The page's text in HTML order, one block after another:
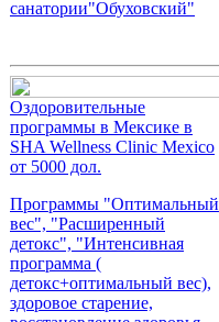
санатории"Обуховский"
Оздоровительные
программы в Мексике в
SHA Wellness Clinic Mexico
от 5000 дол.
Программы "Оптимальный
вес", "Расширенный
детокс", "Интенсивная
программа (
детокс+оптимальный вес),
здоровое старение,